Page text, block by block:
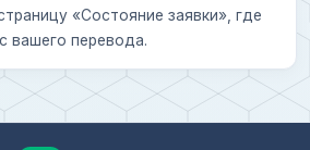
«Состояние заявки», где
вашего перевода.